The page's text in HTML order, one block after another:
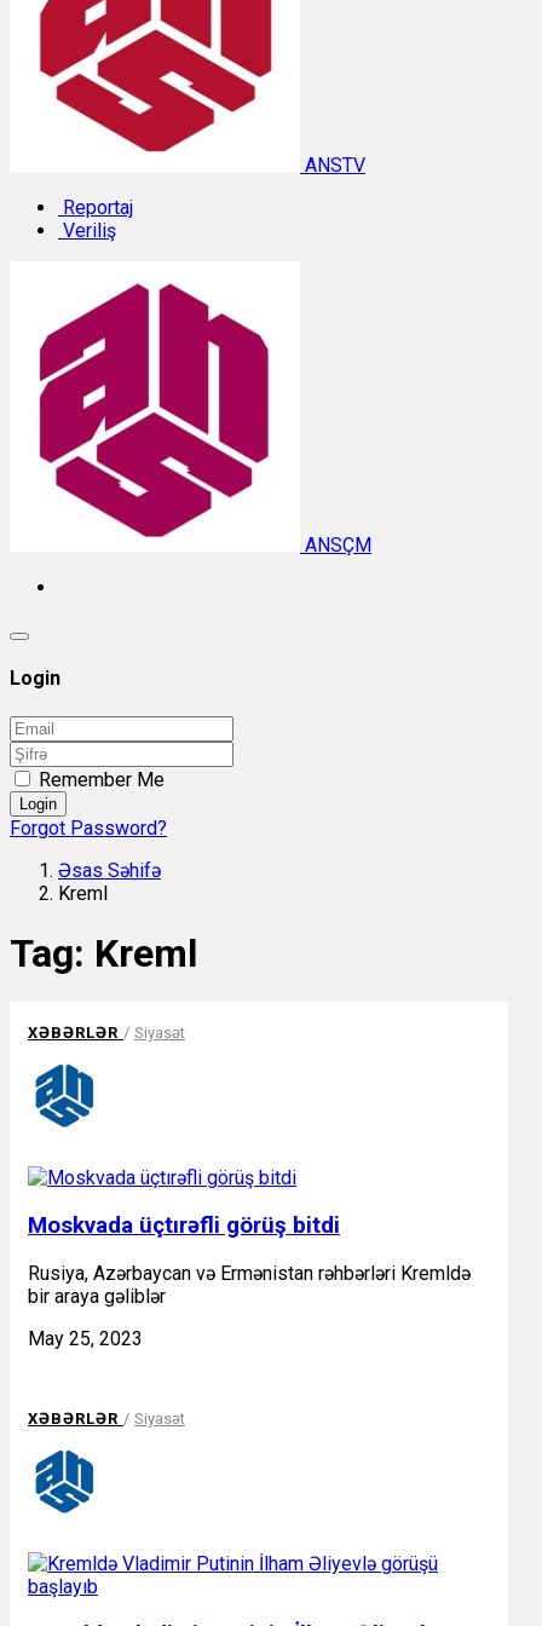
ANSTV
Reportaj
Veriliş
ANSÇM
Login
Remember Me
Login
Forgot Password?
Əsas Səhifə
Kreml
Tag: Kreml
XƏBƏRLƏR / Siyasət
Moskvada üçtırəfli görüş bitdi
Rusiya, Azərbaycan və Ermənistan rəhbərləri Kremldə
bir araya gəliblər
May 25, 2023
XƏBƏRLƏR / Siyasət